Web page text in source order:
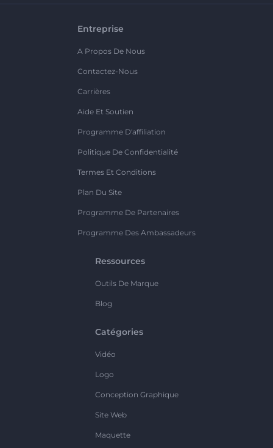
Entreprise
A Propos De Nous
Contactez-Nous
Carrières
Aide Et Soutien
Programme D'affiliation
Politique De Confidentialité
Termes Et Conditions
Plan Du Site
Programme De Partenaires
Programme Des Ambassadeurs
Ressources
Outils De Marque
Blog
Catégories
Vidéo
Logo
Conception Graphique
Site Web
Maquette